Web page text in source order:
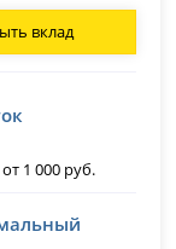
вклад
от 1 000 руб.